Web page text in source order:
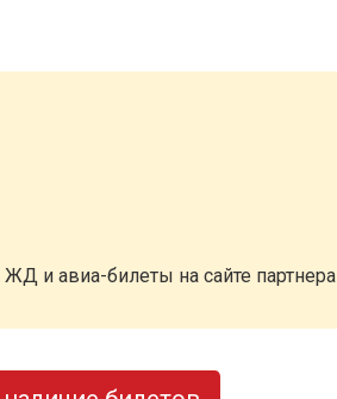
и авиа-билеты на сайте партнера